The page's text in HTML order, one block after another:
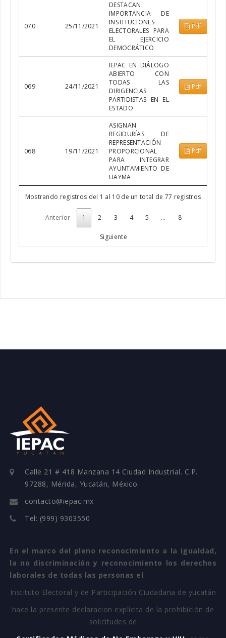
070 25/11/2021
DESTACAN
IMPORTANCIA DE
INSTITUCIONES
ELECTORALES PARA
EL EJERCICIO
DEMOCRÁTICO
Pdf
069 24/11/2021
IEPAC EN DIÁLOGO
ABIERTO CON
TODAS LAS
DIRIGENCIAS
PARTIDISTAS EN EL
ESTADO
Pdf
068 19/11/2021
ASIGNAN
REGIDURÍAS DE
REPRESENTACIÓN
PROPORCIONAL
PARA INTEGRAR
AYUNTAMIENTO DE
UAYMA
Pdf
Mostrando registros del 1 al 10 de un total de 77 registros
Anterior 1 2 3 4 5 … 8
Siguiente
Calle 21 # 418 Manzana 14 Ciudad Industrial. C.P.
97288, Mérida, Yucatán, México.
contacto@iepac.mx
Tel: (999) 9303550
En el marco del pleno reconocimiento a la igualdad,
la no discriminación y reconocimiento los derechos
laborales de todas las personas el
Instituto Electoral y de Participación Ciudadana de yucatán
hace la presente declaracion explícita de la prohibición de
solicitudes de